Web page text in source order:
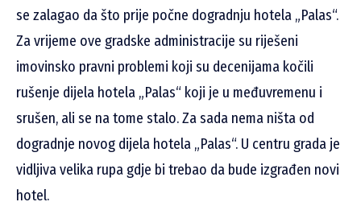
se zalagao da što prije počne dogradnju hotela „Palas“.
Za vrijeme ove gradske administracije su riješeni
imovinsko pravni problemi koji su decenijama kočili
rušenje dijela hotela „Palas“ koji je u međuvremenu i
srušen, ali se na tome stalo. Za sada nema ništa od
dogradnje novog dijela hotela „Palas“. U centru grada je
vidljiva velika rupa gdje bi trebao da bude izgrađen novi
hotel.